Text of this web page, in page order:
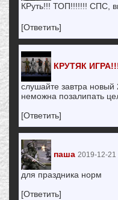
КРуть!!! ТОП!!!!!!! СПС,
[Ответить]
КРУТЯК
слушайте завтра новый
неможна позалипать
[Ответить]
паша 2019-12-21
для праздника норм
[Ответить]